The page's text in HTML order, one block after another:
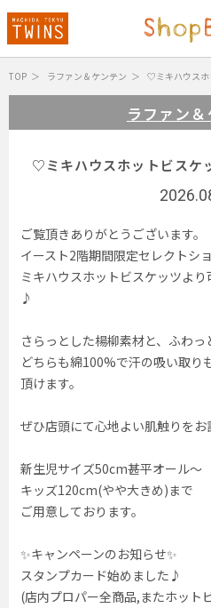
TOP ラファン＆ケンテン ♡ミキハウスホ
ラファン
♡ミキハウスホットビスケ
ご覧頂きありがとうございます。
イースト2階期間限定セレクトシ
ミキハウスホットビスケッツよ
♪
さらっとした楊柳素材と、ふわっ
どちらも綿100%で汗の吸い取り
頂けます。
ぜひ店頭にて心地よい肌触りをお
新生児サイズ50cm甚平オール〜
キッズ120cm(やや大きめ)まで
ご用意しております。
✨キャンペーンのお知らせ✨
スタンプカード始めました♪
(店内プロパー全商品,またホット